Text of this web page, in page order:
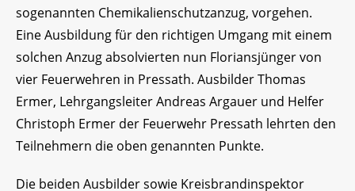
sogenannten Chemikalienschutzanzug, vorgehen.
Eine Ausbildung für den richtigen Umgang mit einem
solchen Anzug absolvierten nun Floriansjünger von
vier Feuerwehren in Pressath. Ausbilder Thomas
Ermer, Lehrgangsleiter Andreas Argauer und Helfer
Christoph Ermer der Feuerwehr Pressath lehrten den
Teilnehmern die oben genannten Punkte.
Die beiden Ausbilder sowie Kreisbrandinspektor